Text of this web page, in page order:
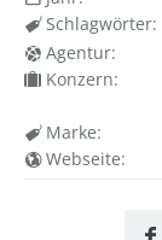
Schlagwörter:
Agentur:
Konzern:
Marke:
Webseite: